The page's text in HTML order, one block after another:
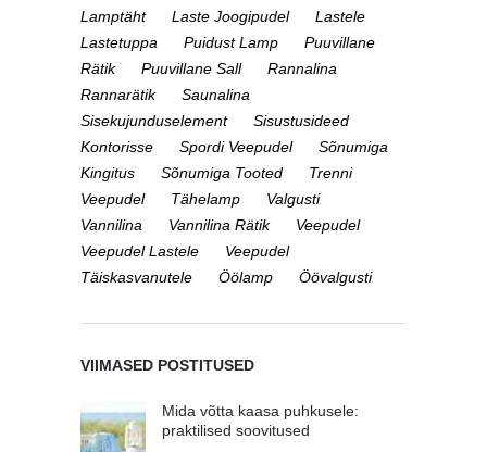
Lamptäht
Laste Joogipudel
Lastele
Lastetuppa
Puidust Lamp
Puuvillane
Rätik
Puuvillane Sall
Rannalina
Rannarätik
Saunalina
Sisekujunduselement
Sisustusideed
Kontorisse
Spordi Veepudel
Sõnumiga
Kingitus
Sõnumiga Tooted
Trenni
Veepudel
Tähelamp
Valgusti
Vannilina
Vannilina Rätik
Veepudel
Veepudel Lastele
Veepudel
Täiskasvanutele
Öölamp Öövalgusti
VIIMASED POSTITUSED
Mida võtta kaasa puhkusele:
praktilised soovitused